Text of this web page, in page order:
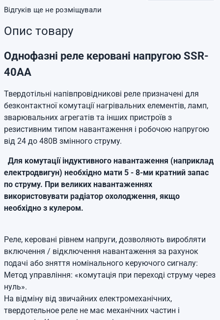
Відгуків ще не розміщували
Опис товару
Однофазні реле керовані напругою SSR-
40AA
Твердотільні напівпровідникові реле призначені для
безконтактної комутації нагрівальних елементів, ламп,
зварювальних агрегатів та інших пристроїв з
резистивним типом навантаження і робочою напругою
від 24 до 480В змінного струму.
Для комутації індуктивного навантаження (наприклад
електродвигун) необхідно мати 5 - 8-ми кратний запас
по струму. При великих навантаженнях
використовувати радіатор охолодження, якщо
необхідно з кулером.
Реле, керовані рівнем напруги, дозволяють виробляти
включення / відключення навантаження за рахунок
подачі або зняття номінального керуючого сигналу:
Метод управління: «комутація при переході струму через
нуль».
На відміну від звичайних електромеханічних,
твердотельное реле не має механічних частин і